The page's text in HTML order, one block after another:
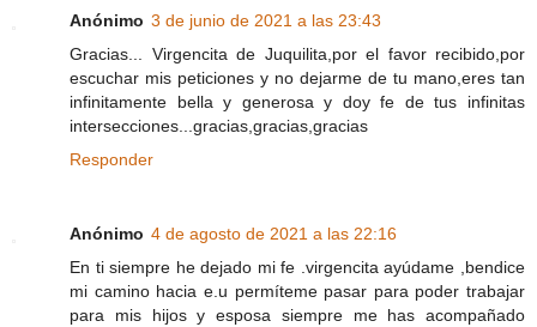
Anónimo 3 de junio de 2021 a las 23:43
Gracias... Virgencita de Juquilita,por el favor recibido,por
escuchar mis peticiones y no dejarme de tu mano,eres tan
infinitamente bella y generosa y doy fe de tus infinitas
intersecciones...gracias,gracias,gracias
Responder
Anónimo 4 de agosto de 2021 a las 22:16
En ti siempre he dejado mi fe .virgencita ayúdame ,bendice
mi camino hacia e.u permíteme pasar para poder trabajar
para mis hijos y esposa siempre me has acompañado